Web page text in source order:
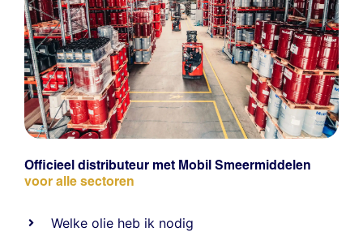
Officieel distributeur met Mobil Smeermiddelen
voor alle sectoren
Welke olie heb ik nodig